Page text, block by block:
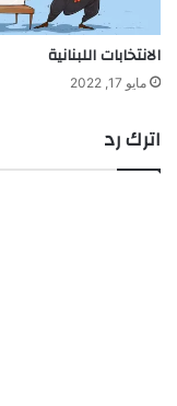
الانتخابات اللبنانية
مايو 17, 2022
اترك رد